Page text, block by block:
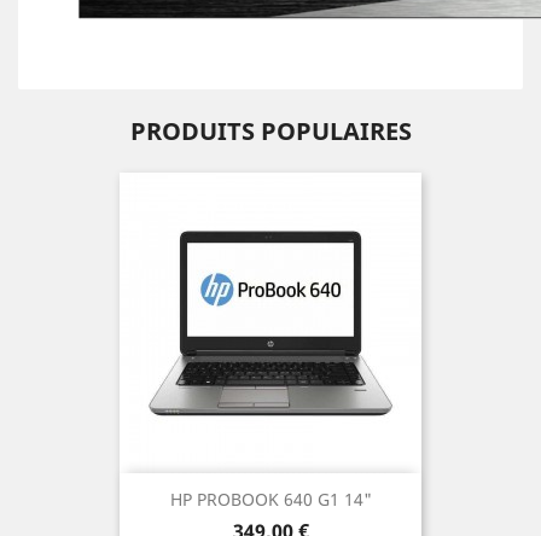
PRODUITS POPULAIRES
HP PROBOOK 640 G1 14"
Prix